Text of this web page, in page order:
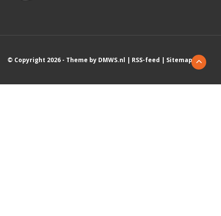
© Copyright 2026 - Theme by DMWS.nl RSS-feed Sitemap